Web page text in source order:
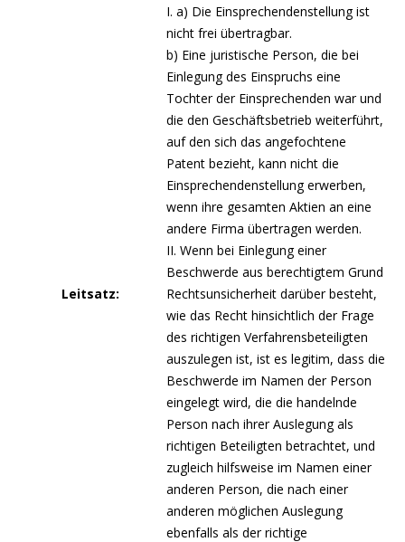
Leitsatz:
I. a) Die Einsprechendenstellung ist
nicht frei übertragbar.
b) Eine juristische Person, die bei
Einlegung des Einspruchs eine
Tochter der Einsprechenden war und
die den Geschäftsbetrieb weiterführt,
auf den sich das angefochtene
Patent bezieht, kann nicht die
Einsprechendenstellung erwerben,
wenn ihre gesamten Aktien an eine
andere Firma übertragen werden.
II. Wenn bei Einlegung einer
Beschwerde aus berechtigtem Grund
Rechtsunsicherheit darüber besteht,
wie das Recht hinsichtlich der Frage
des richtigen Verfahrensbeteiligten
auszulegen ist, ist es legitim, dass die
Beschwerde im Namen der Person
eingelegt wird, die die handelnde
Person nach ihrer Auslegung als
richtigen Beteiligten betrachtet, und
zugleich hilfsweise im Namen einer
anderen Person, die nach einer
anderen möglichen Auslegung
ebenfalls als der richtige